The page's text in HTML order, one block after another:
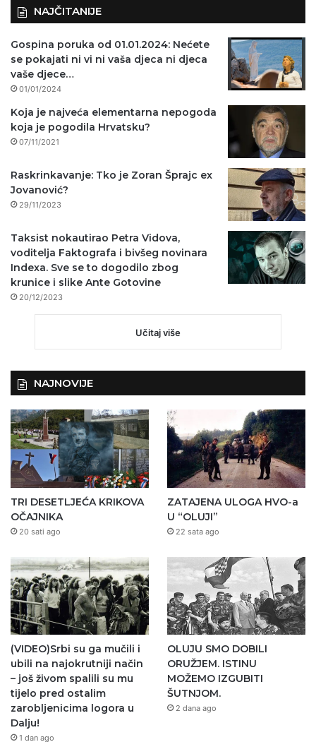
NAJČITANIJE
Gospina poruka od 01.01.2024: Nećete
se pokajati ni vi ni vaša djeca ni djeca
vaše djece…
01/01/2024
Koja je najveća elementarna nepogoda
koja je pogodila Hrvatsku?
07/11/2021
Raskrinkavanje: Tko je Zoran Šprajc ex
Jovanović?
29/11/2023
Taksist nokautirao Petra Vidova,
voditelja Faktografa i bivšeg novinara
Indexa. Sve se to dogodilo zbog
krunice i slike Ante Gotovine
20/12/2023
Učitaj više
NAJNOVIJE
TRI DESETLJEĆA KRIKOVA
OČAJNIKA
20 sati ago
ZATAJENA ULOGA HVO-a
U “OLUJI”
22 sata ago
(VIDEO)Srbi su ga mučili i
ubili na najokrutniji način
– još živom spalili su mu
tijelo pred ostalim
zarobljenicima logora u
Dalju!
1 dan ago
OLUJU SMO DOBILI
ORUŽJEM. ISTINU
MOŽEMO IZGUBITI
ŠUTNJOM.
2 dana ago